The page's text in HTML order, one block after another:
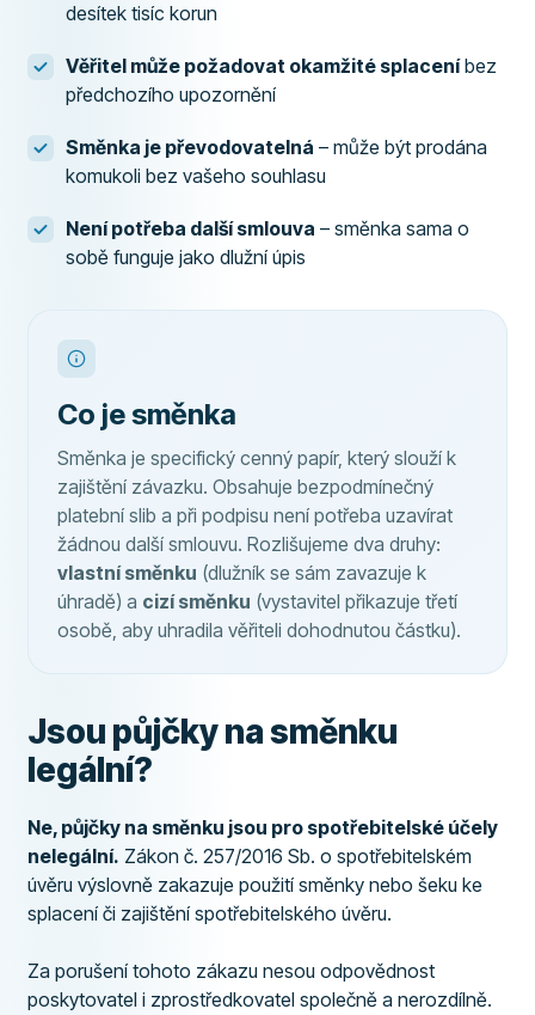
desítek tisíc korun
Věřitel může požadovat okamžité splaceníbez
předchozího upozornění
Směnka je převodovatelná – může být prodána
komukoli bez vašeho souhlasu
Není potřeba další smlouva – směnka sama o
sobě funguje jako dlužní úpis
Co je směnka
Směnka je specifický cenný papír, který slouží k
zajištění závazku. Obsahuje bezpodmínečný
platební slib a při podpisu není potřeba uzavírat
žádnou další smlouvu. Rozlišujeme dva druhy:
vlastní směnku (dlužník se sám zavazuje k
úhradě) a cizí směnku (vystavitel přikazuje třetí
osobě, aby uhradila věřiteli dohodnutou částku).
Jsou půjčky na směnku
legální?
Ne, půjčky na směnku jsou pro spotřebitelské účely
nelegální. Zákon č. 257/2016 Sb. o spotřebitelském
úvěru výslovně zakazuje použití směnky nebo šeku ke
splacení či zajištění spotřebitelského úvěru.
Za porušení tohoto zákazu nesou odpovědnost
poskytovatel i zprostředkovatel společně a nerozdílně.